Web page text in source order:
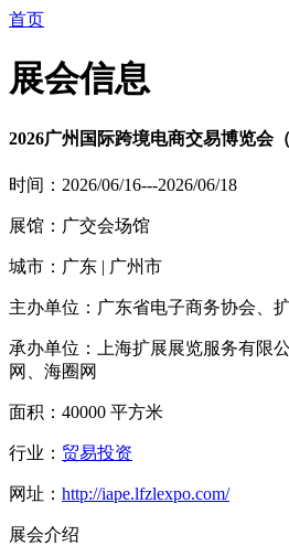
首页
展会信息
2026广州国际跨境电商交易博览会
时间：2026/06/16---2026/06/18
展馆：广交会场馆
城市：广东 | 广州市
主办单位：广东省电子商务协会、
承办单位：上海扩展展览服务有限
网、海圈网
面积：40000 平方米
行业： 贸易投资
网址： http://iape.lfzlexpo.com/
展会介绍